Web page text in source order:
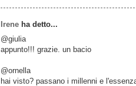
Irene ha detto...
@giulia
appunto!!! grazie. un bacio
@ornella
hai visto? passano i millenni e